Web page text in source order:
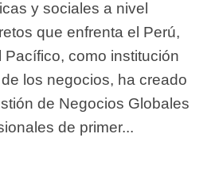
y sociales a nivel
que enfrenta el Perú,
Pacífico, como institución
los negocios, ha creado
de Negocios Globales
de primer...